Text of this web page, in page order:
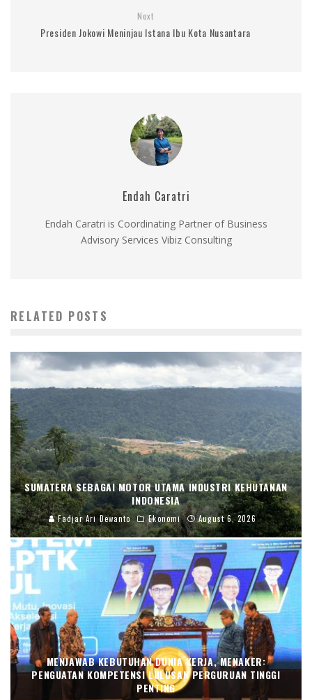
Next
Presiden Jokowi Meninjau Istana Ibu Kota Nusantara
Endah Caratri
Endah Caratri is Coordinating Partner of Business
Advisory Services Vibiz Consulting
RELATED POSTS
SUMATERA SEBAGAI MOTOR UTAMA INDUSTRI KEHUTANAN
INDONESIA
Fadjar Ari Dewanto Ekonomi August 6, 2026
MENJAWAB KEBUTUHAN DUNIA KERJA, MENAKER:
PENGUATAN KOMPETENSI LULUSAN PERGURUAN TINGGI
PENTING